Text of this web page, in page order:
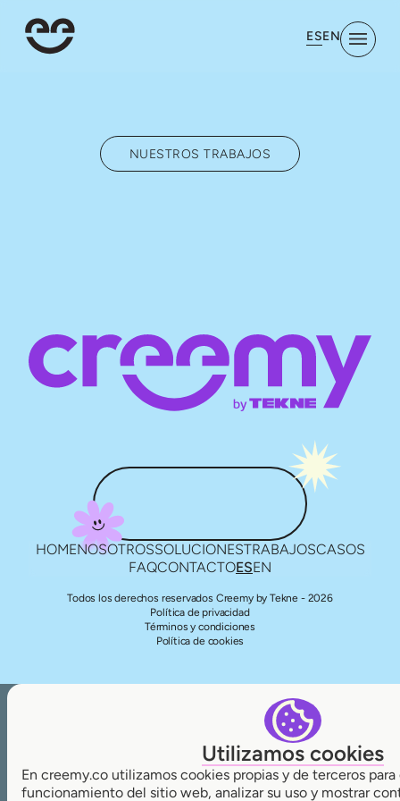
ESEN
NUESTROS TRABAJOS
HOMENOSOTROSSOLUCIONESTRABAJOSCASOS
FAQCONTACTOESEN
Todos los derechos reservados Creemy by Tekne - 2026
Política de privacidad
Términos y condiciones
Política de cookies
Utilizamos cookies
En creemy.co utilizamos cookies propias y de terceros
funcionamiento del sitio web, analizar su uso y mostrar